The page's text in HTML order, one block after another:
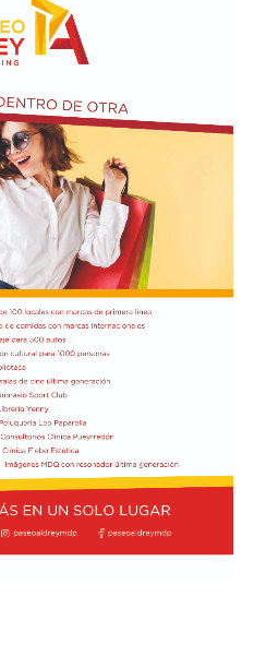
descenso de dos puntos
con el relevamiento del
en la lectura neutral se
incremento de las
que la
definió su escenario
ascendió del 43,1% al
mes.
a doce meses, el 46,3% de
de actividad no
Por otro lado, un
más favorable, lo que
puntos porcentuales en la
anterior, mientras que
deterioro en el
en lo relativo a
el 61,5% de los locales
desfavorable para
de capital, en tanto que el
el 24,5% optó por no fijar